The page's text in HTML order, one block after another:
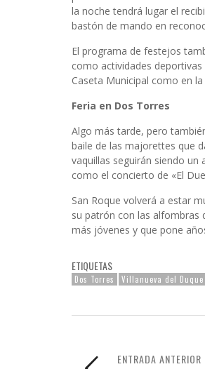
la noche tendrá lugar el
bastón de mando en
El programa de festejos
como actividades
Caseta Municipal como en la
Feria en Dos Torres
Algo más tarde, pero
baile de las majorettes que
vaquillas seguirán siendo
como el concierto de «El
San Roque volverá a estar
su patrón con las alfombras
más jóvenes y que pone
ETIQUETAS
Dos Torres Villanueva del Duque
ENTRADA ANTERIOR